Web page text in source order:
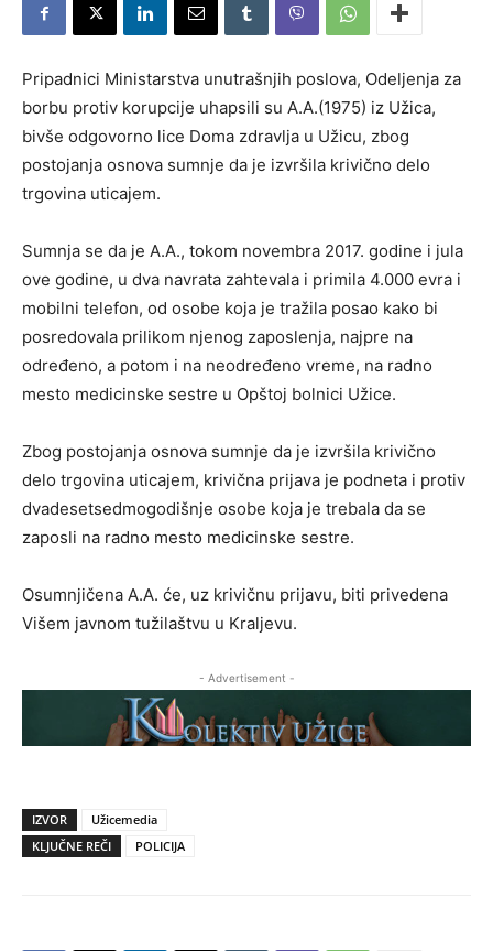
Pripadnici Ministarstva unutrašnjih poslova, Odeljenja za
borbu protiv korupcije uhapsili su A.A.(1975) iz Užica,
bivše odgovorno lice Doma zdravlja u Užicu, zbog
postojanja osnova sumnje da je izvršila krivično delo
trgovina uticajem.
Sumnja se da je A.A., tokom novembra 2017. godine i jula
ove godine, u dva navrata zahtevala i primila 4.000 evra i
mobilni telefon, od osobe koja je tražila posao kako bi
posredovala prilikom njenog zaposlenja, najpre na
određeno, a potom i na neodređeno vreme, na radno
mesto medicinske sestre u Opštoj bolnici Užice.
Zbog postojanja osnova sumnje da je izvršila krivično
delo trgovina uticajem, krivična prijava je podneta i protiv
dvadesetsedmogodišnje osobe koja je trebala da se
zaposli na radno mesto medicinske sestre.
Osumnjičena A.A. će, uz krivičnu prijavu, biti privedena
Višem javnom tužilaštvu u Kraljevu.
- Advertisement -
IZVOR
Užicemedia
KLJUČNE REČI
POLICIJA